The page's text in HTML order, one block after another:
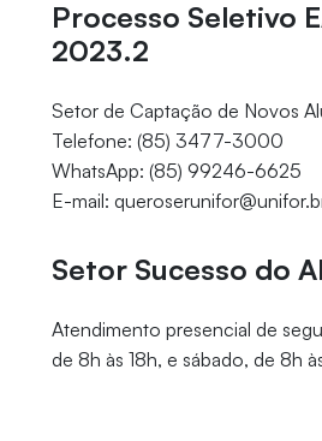
Processo Seletivo
2023.2
Setor de Captação de Novos
Telefone: (85) 3477-3000
WhatsApp: (85) 99246-6625
E-mail:
Setor Sucesso do
Atendimento presencial de
de 8h às 18h, e sábado, de 8h